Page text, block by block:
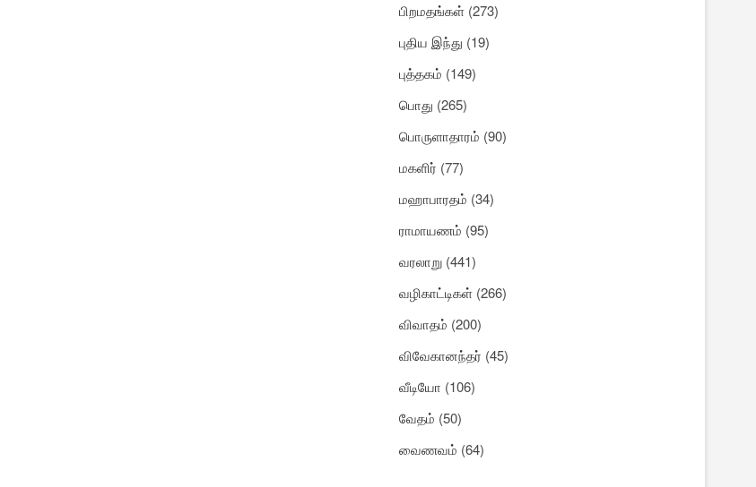
பிறமதங்கள் (273)
புதிய இந்து (19)
புத்தகம் (149)
பொது (265)
பொருளாதாரம் (90)
மகளிர் (77)
மஹாபாரதம் (34)
ராமாயணம் (95)
வரலாறு (441)
வழிகாட்டிகள் (266)
விவாதம் (200)
விவேகானந்தர் (45)
வீடியோ (106)
வேதம் (50)
வைணவம் (64)